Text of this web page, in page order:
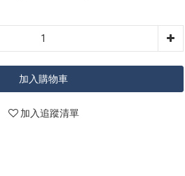
加入購物車
加入追蹤清單